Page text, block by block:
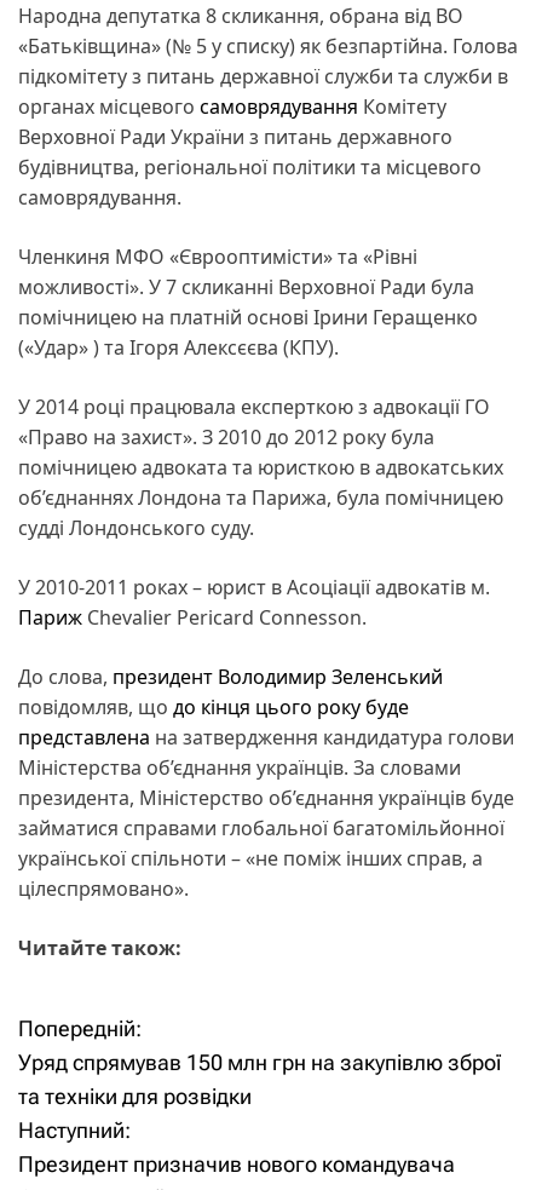
Народна депутатка 8 скликання, обрана від ВО
«Батьківщина» (№ 5 у списку) як безпартійна. Голова
підкомітету з питань державної служби та служби в
органах місцевого самоврядування Комітету
Верховної Ради України з питань державного
будівництва, регіональної політики та місцевого
самоврядування.
Членкиня МФО «Єврооптимісти» та «Рівні
можливості». У 7 скликанні Верховної Ради була
помічницею на платній основі Ірини Геращенко
(«Удар» ) та Ігоря Алексєєва (КПУ).
У 2014 році працювала експерткою з адвокації ГО
«Право на захист». З 2010 до 2012 року була
помічницею адвоката та юристкою в адвокатських
об’єднаннях Лондона та Парижа, була помічницею
судді Лондонського суду.
У 2010-2011 роках – юрист в Асоціації адвокатів м.
Париж Chevalier Pericard Connesson.
До слова, президент Володимир Зеленський
повідомляв, що до кінця цього року буде
представлена на затвердження кандидатура голови
Міністерства об’єднання українців. За словами
президента, Міністерство об’єднання українців буде
займатися справами глобальної багатомільйонної
української спільноти – «не поміж інших справ, а
цілеспрямовано».
Читайте також:
Н
а
в
Попередній:
Уряд спрямував 150 млн грн на закупівлю зброї
та техніки для розвідки
Наступний:
Президент призначив нового командувача